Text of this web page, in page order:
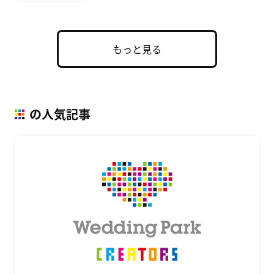
もっと見る
の人気記事